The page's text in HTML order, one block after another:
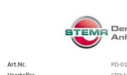
Art.Nr.
PD-